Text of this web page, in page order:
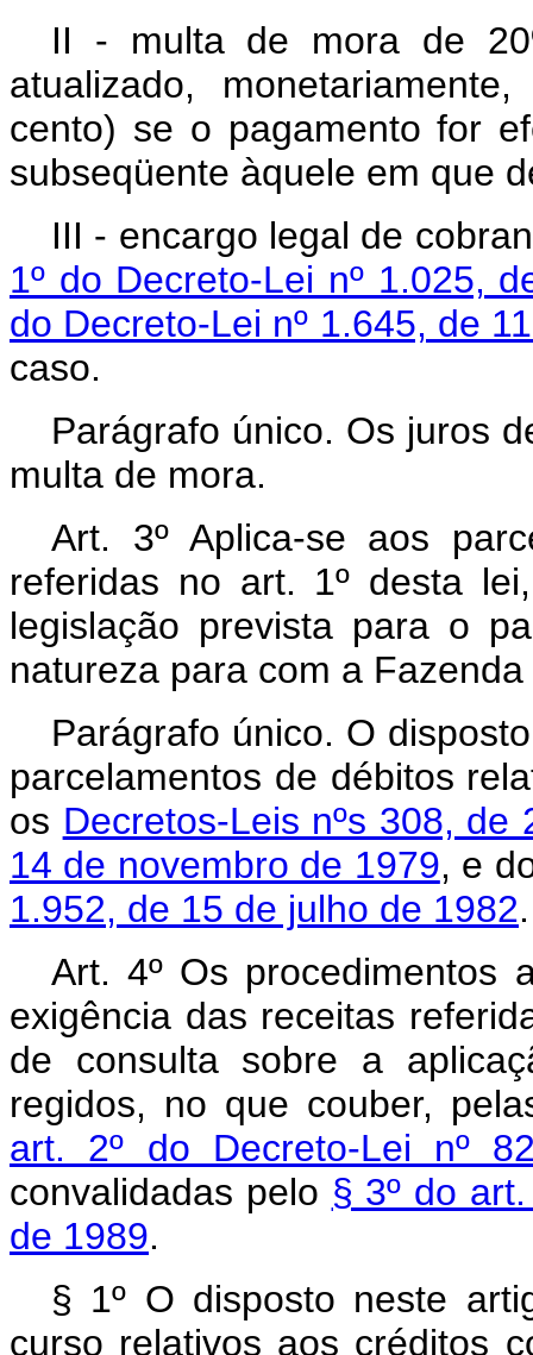
II - multa de mora de
atualizado,
cento) se o pagamento for
subseqüente àquele em que
III - encargo legal de
1º do Decreto-Lei nº 1.025,
do Decreto-Lei nº 1.645, de
caso.
Parágrafo único. Os juros
multa de mora.
Art. 3º Aplica-se aos
referidas no art. 1º desta
legislação prevista para o
natureza para com a
Parágrafo único. O
parcelamentos de débitos
os Decretos-Leis nºs 308,
14 de novembro de 1979, e
1.952, de 15 de julho de 1982.
Art. 4º Os procedimentos
exigência das receitas
de consulta sobre a
regidos, no que couber,
art. 2º do Decreto-Lei nº
convalidadas pelo § 3º do
de 1989.
§ 1º O disposto neste
curso relativos aos créditos